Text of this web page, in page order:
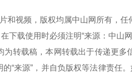
和视频，版权均属中山网所有，
载使用时必须注明“来源：中山网
为转载稿，本网转载出于传递更
来源”，并自负版权等法律责任